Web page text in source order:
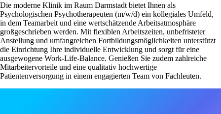
Die moderne Klinik im Raum Darmstadt bietet Ihnen als
Psychologischen Psychotherapeuten (m/w/d) ein kollegiales Umfeld,
in dem Teamarbeit und eine wertschätzende Arbeitsatmosphäre
großgeschrieben werden. Mit flexiblen Arbeitszeiten, unbefristeter
Anstellung und umfangreichen Fortbildungsmöglichkeiten unterstützt
die Einrichtung Ihre individuelle Entwicklung und sorgt für eine
ausgewogene Work-Life-Balance. Genießen Sie zudem zahlreiche
Mitarbeitervorteile und eine qualitativ hochwertige
Patientenversorgung in einem engagierten Team von Fachleuten.